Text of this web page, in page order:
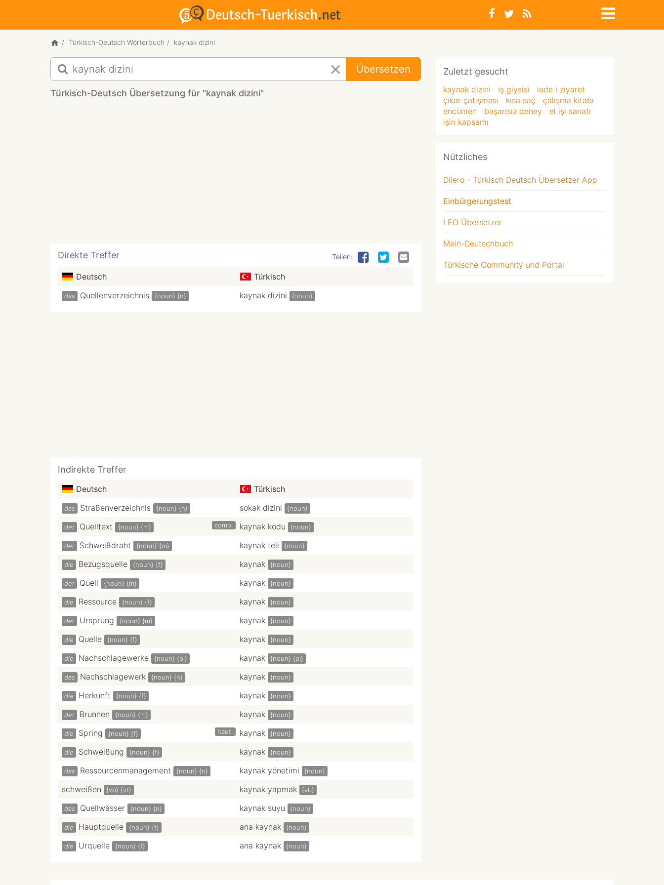
Türkisch-Deutsch Wörterbuch kaynak dizini
Türkisch-
Deutsch
Übersetzung
für
Übersetzen
Türkisch-Deutsch Übersetzung für "kaynak dizini"
Direkte Treffer Teilen:
Deutsch Türkisch
das Quellenverzeichnis {noun} {n} kaynak dizini {noun}
Indirekte Treffer
Deutsch Türkisch
das Straßenverzeichnis {noun} {n} sokak dizini {noun}
der Quelltext {noun} {m} comp. kaynak kodu {noun}
der Schweißdraht {noun} {m} kaynak teli {noun}
die Bezugsquelle {noun} {f} kaynak {noun}
der Quell {noun} {m} kaynak {noun}
die Ressource {noun} {f} kaynak {noun}
der Ursprung {noun} {m} kaynak {noun}
die Quelle {noun} {f} kaynak {noun}
die Nachschlagewerke {noun} {pl} kaynak {noun} {pl}
das Nachschlagewerk {noun} {n} kaynak {noun}
die Herkunft {noun} {f} kaynak {noun}
der Brunnen {noun} {m} kaynak {noun}
die Spring {noun} {f} naut. kaynak {noun}
die Schweißung {noun} {f} kaynak {noun}
das Ressourcenmanagement {noun} {n} kaynak yönetimi {noun}
schweißen {vb} {vt} kaynak yapmak {vb}
das Quellwässer {noun} {n} kaynak suyu {noun}
die Hauptquelle {noun} {f} ana kaynak {noun}
die Urquelle {noun} {f} ana kaynak {noun}
Zuletzt gesucht
kaynak dizini iş giysisi
iade i ziyaret
çıkar çatışması
kısa saç
çalışma kitabı
encümen
başarısız deney
el işi sanatı
işin kapsamı
Nützliches
Dilero - Türkisch Deutsch Übersetzer App
Einbürgerungstest
LEO Übersetzer
Mein-Deutschbuch
Türkische Community und Portal